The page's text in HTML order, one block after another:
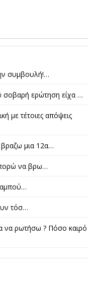
συμβουλή!…
σοβαρή ερώτηση είχα …
με τέτοιες απόψεις
μια 12α…
να βρω…
αμπού…
τόσ…
να ρωτήσω ? Πόσο καιρό